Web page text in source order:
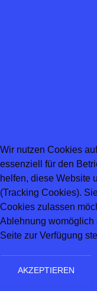
Wir nutzen Cookies
essenziell für den
helfen, diese Website
(Tracking Cookies).
Cookies zulassen
Ablehnung womöglich
Seite zur Verfügung
AKZEPTIEREN